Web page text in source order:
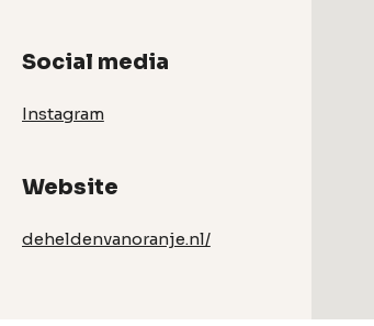
Social media
Instagram
Website
deheldenvanoranje.nl/